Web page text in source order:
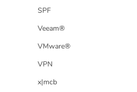
SPF
Veeam®
VMware®
VPN
x|mcb